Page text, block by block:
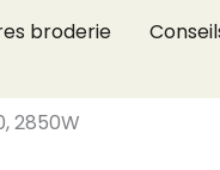
broderie
2850W